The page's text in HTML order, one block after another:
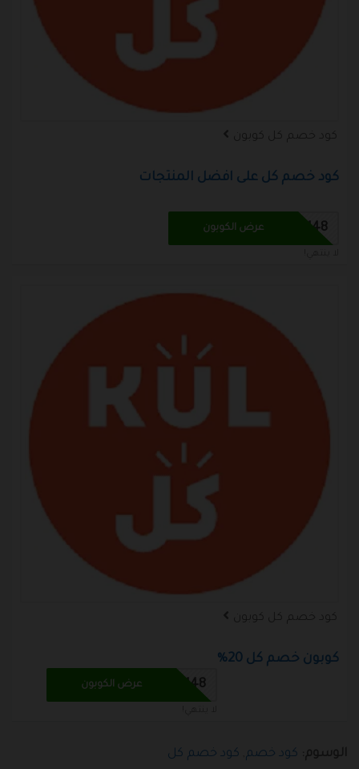
كود خصم كل على افضل المنتجات
M48 عرض الكوبون
كوبون خصم كل 20%
M48
عرض الكوبون
كود خصم كود خصم كل